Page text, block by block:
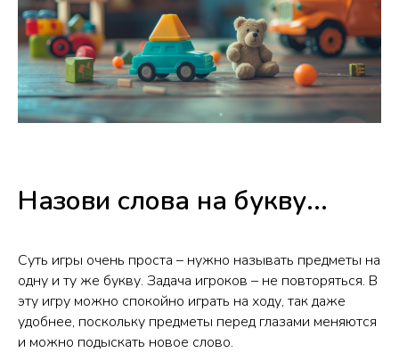
Назови слова на букву...
Суть игры очень проста – нужно называть предметы на
одну и ту же букву. Задача игроков – не повторяться. В
эту игру можно спокойно играть на ходу, так даже
удобнее, поскольку предметы перед глазами меняются
и можно подыскать новое слово.